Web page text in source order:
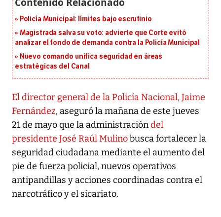
Policía Municipal: límites bajo escrutinio
Magistrada salva su voto: advierte que Corte evitó
analizar el fondo de demanda contra la Policía Municipal
Nuevo comando unifica seguridad en áreas
estratégicas del Canal
El director general de la Policía Nacional, Jaime
Fernández, aseguró la mañana de este jueves
21 de mayo que la administracióndel
presidente José Raúl Mulinobusca fortalecer la
seguridad ciudadana mediante el aumento del
pie de fuerza policial, nuevos operativos
antipandillas y acciones coordinadas contra el
narcotráfico y el sicariato.